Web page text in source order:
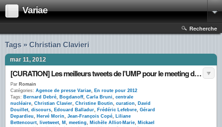
Variae
Recherche
Tags » Christian Clavieri
mar 11, 2012
[CURATION] Les meilleurs tweets de l’UMP pour le meeting de #Villepinte #sarkothon
Par Romain
Catégories: Agence de presse Variae, En route pour 2012
Tags: Bernard Debré, Bogdanoff, Carla Bruni, centrale
nucléaire, Christian Clavier, Christine Boutin, curation, David
Douillet, discours, Edouard Balladur, Frédéric Lefebvre, Gérard
Depardieu, Hervé Morin, Jean-François Copé, Liliane
Bettencourt, livetweet, M , meeting, Michèle Alliot-Marie, Mickael